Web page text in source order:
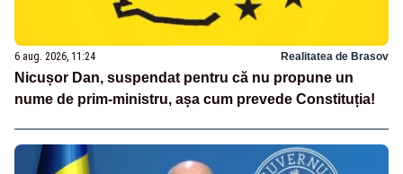
6 aug. 2026, 11:24 Realitatea de Brasov
Nicușor Dan, suspendat pentru că nu propune un
nume de prim-ministru, așa cum prevede Constituția!